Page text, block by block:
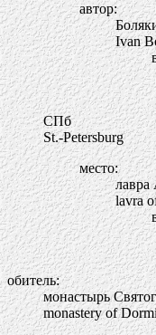
автор:
Ivan
СПб
St.-Petersburg
место:
лавра
lavra
обитель:
монастырь
monastery of